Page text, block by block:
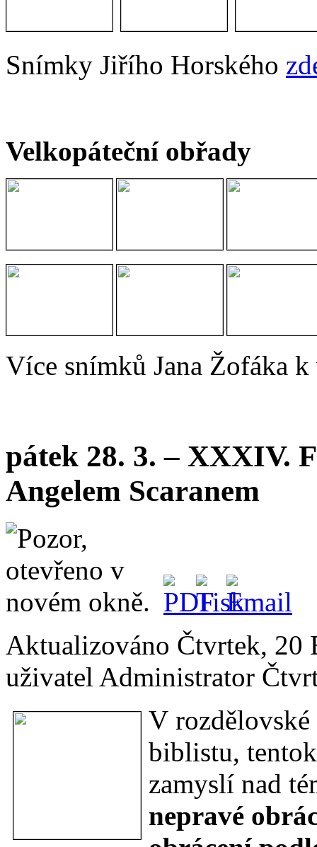
Snímky Jiřího Horského
Velkopáteční obřady
Více snímků Jana Žofáka
pátek 28. 3. – XXXIV.
Angelem Scaranem
Aktualizováno Čtvrtek, 20
uživatel Administrator
V
biblistu,
zamyslí nad
nepravé